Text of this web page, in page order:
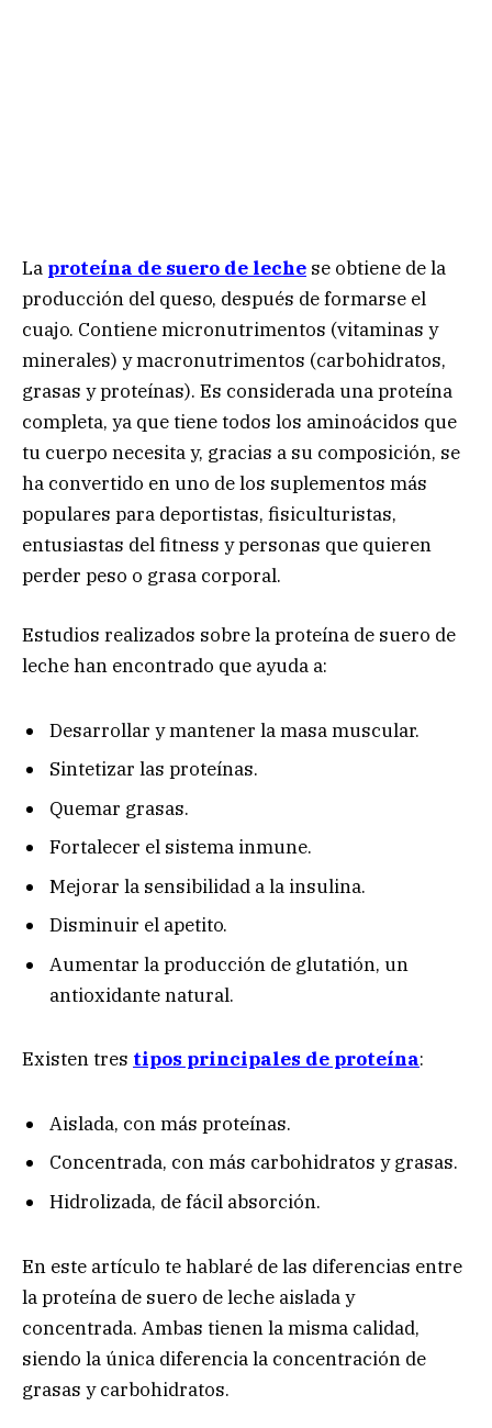
La proteína de suero de leche se obtiene de la
producción del queso, después de formarse el
cuajo. Contiene micronutrimentos (vitaminas y
minerales) y macronutrimentos (carbohidratos,
grasas y proteínas). Es considerada una proteína
completa, ya que tiene todos los aminoácidos que
tu cuerpo necesita y, gracias a su composición, se
ha convertido en uno de los suplementos más
populares para deportistas, fisiculturistas,
entusiastas del fitness y personas que quieren
perder peso o grasa corporal.
Estudios realizados sobre la proteína de suero de
leche han encontrado que ayuda a:
Desarrollar y mantener la masa muscular.
Sintetizar las proteínas.
Quemar grasas.
Fortalecer el sistema inmune.
Mejorar la sensibilidad a la insulina.
Disminuir el apetito.
Aumentar la producción de glutatión, un
antioxidante natural.
Existen tres tipos principales de proteína:
Aislada, con más proteínas.
Concentrada, con más carbohidratos y grasas.
Hidrolizada, de fácil absorción.
En este artículo te hablaré de las diferencias entre
la proteína de suero de leche aislada y
concentrada. Ambas tienen la misma calidad,
siendo la única diferencia la concentración de
grasas y carbohidratos.